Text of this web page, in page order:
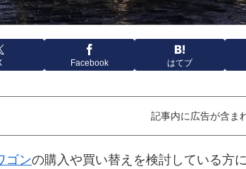
Facebook はてブ
記事内に広告が含ま
ゴンの購入や買い替えを検討している方に